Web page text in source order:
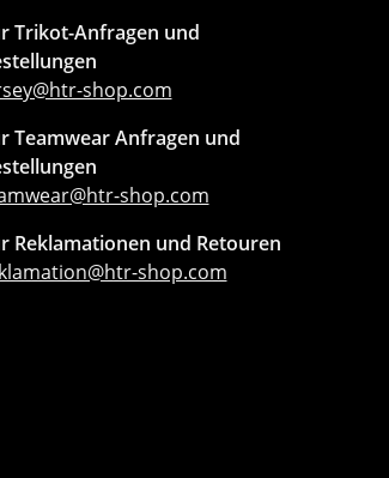
Trikot-Anfragen und
shop.com
Teamwear Anfragen und
shop.com
Reklamationen und Retouren
shop.com